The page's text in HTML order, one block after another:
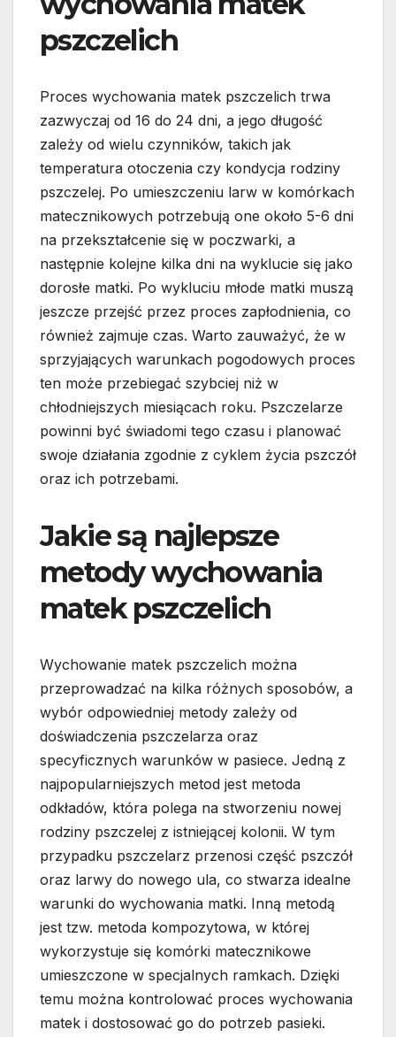
pszczelich
Proces wychowania matek pszczelich trwa
zazwyczaj od 16 do 24 dni, a jego długość
zależy od wielu czynników, takich jak
temperatura otoczenia czy kondycja rodziny
pszczelej. Po umieszczeniu larw w komórkach
matecznikowych potrzebują one około 5-6 dni
na przekształcenie się w poczwarki, a
następnie kolejne kilka dni na wyklucie się jako
dorosłe matki. Po wykluciu młode matki muszą
jeszcze przejść przez proces zapłodnienia, co
również zajmuje czas. Warto zauważyć, że w
sprzyjających warunkach pogodowych proces
ten może przebiegać szybciej niż w
chłodniejszych miesiącach roku. Pszczelarze
powinni być świadomi tego czasu i planować
swoje działania zgodnie z cyklem życia pszczół
oraz ich potrzebami.
Jakie są najlepsze
metody wychowania
matek pszczelich
Wychowanie matek pszczelich można
przeprowadzać na kilka różnych sposobów, a
wybór odpowiedniej metody zależy od
doświadczenia pszczelarza oraz
specyficznych warunków w pasiece. Jedną z
najpopularniejszych metod jest metoda
odkładów, która polega na stworzeniu nowej
rodziny pszczelej z istniejącej kolonii. W tym
przypadku pszczelarz przenosi część pszczół
oraz larwy do nowego ula, co stwarza idealne
warunki do wychowania matki. Inną metodą
jest tzw. metoda kompozytowa, w której
wykorzystuje się komórki matecznikowe
umieszczone w specjalnych ramkach. Dzięki
temu można kontrolować proces wychowania
matek i dostosować go do potrzeb pasieki.